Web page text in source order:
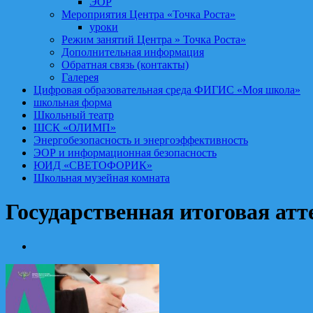
Мероприятия Центра «Точка Роста»
уроки
Режим занятий Центра » Точка Роста»
Дополнительная информация
Обратная связь (контакты)
Галерея
Цифровая образовательная среда ФИГИС «Моя школа»
школьная форма
Школьный театр
ШСК «ОЛИМП»
Энергобезопасность и энергоэффективность
ЭОР и информационная безопасность
ЮИД «СВЕТОФОРИК»
Школьная музейная комната
Государственная итоговая